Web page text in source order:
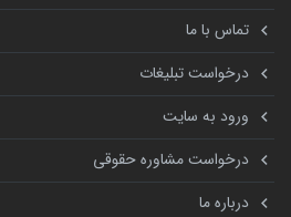
تماس با ما
درخواست تبلیغات
ورود به سایت
درخواست مشاوره حقوقی
درباره ما